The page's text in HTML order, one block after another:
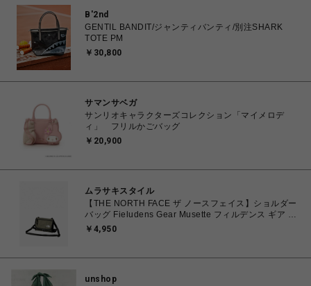
B'2nd
GENTIL BANDIT/ジャンティバンティ/別注SHARK
TOTE PM
￥30,800
サマンサベガ
サンリオキャラクターズコレクション「マイメロデ
ィ」 フリルかごバッグ
￥20,900
ムラサキスタイル
【THE NORTH FACE ザ ノースフェイス】ショルダー
バッグ Fieludens Gear Musette フィルデンス ギア ミ
￥4,950
unshop